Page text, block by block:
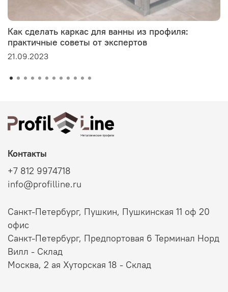
Как сделать каркас для ванны из профиля:
практичные советы от экспертов
21.09.2023
Контакты
+7 812 9974718
info@profilline.ru
Санкт-Петербург, Пушкин, Пушкинская 11 оф 20
офис
Санкт-Петербург, Предпортовая 6 Терминал Норд
Вилл - Склад
Москва, 2 ая Хуторская 18 - Склад